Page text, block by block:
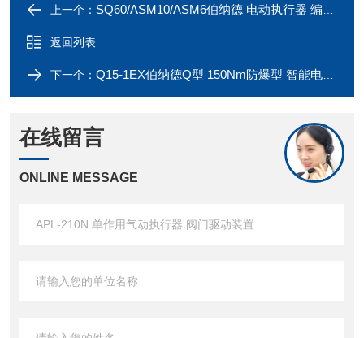
上一个： SQ60/ASM10/ASM6伯纳德 电动执行器 编码器 控制板 电路板
返回列表
下一个： Q15-1EX伯纳德Q型 150Nm防爆型 智能电动执行器
在线留言
ONLINE MESSAGE